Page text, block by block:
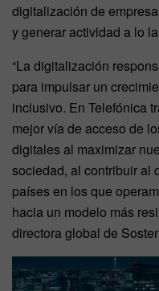
digitalización de
y generar actividad a lo
“La digitalización
para impulsar un
inclusivo. En Telefónica
mejor vía de acceso de
digitales al maximizar
sociedad, al contribuir al
países en los que
hacia un modelo más
directora global de